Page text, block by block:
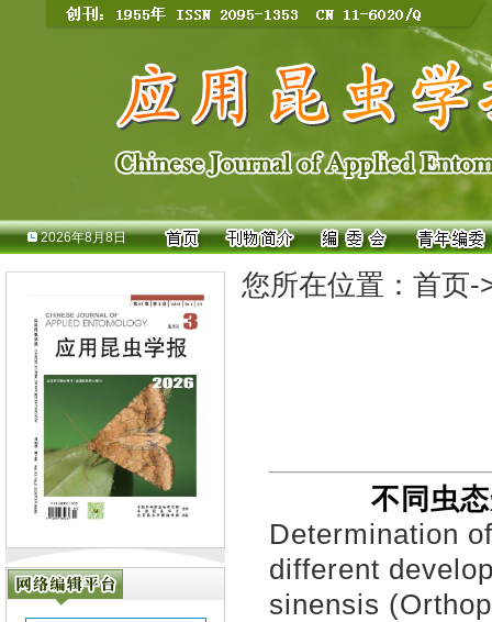
2026年8月8日
您所在位置： 首页-
不同虫
Determination
different
sinensis